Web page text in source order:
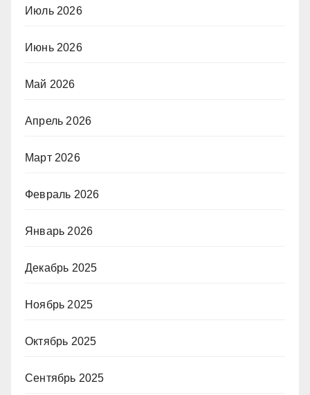
Июль 2026
Июнь 2026
Май 2026
Апрель 2026
Март 2026
Февраль 2026
Январь 2026
Декабрь 2025
Ноябрь 2025
Октябрь 2025
Сентябрь 2025